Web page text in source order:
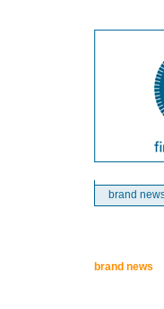
brand
brand news